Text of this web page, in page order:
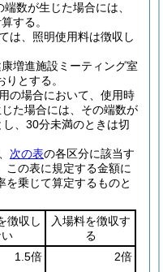
数が生じた場合には、
する。
、照明使用料は徴収し
増進施設ミーティング室
とする。
の場合において、使用時
た場合には、その端数が
、30分未満のときは切
次の表の各区分に該当す
この表に規定する金額に
を乗じて算定するものと
徴収し
入場料を徴収す
る
1.5倍 2倍